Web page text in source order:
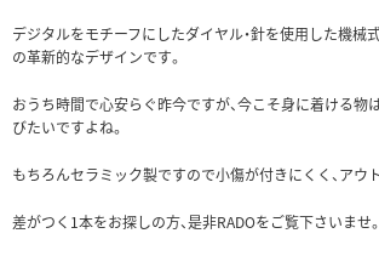
デジタルをモチーフにしたダイヤル・針を使用した機械
の革新的なデザインです。
おうち時間で心安らぐ昨今ですが、今こそ身に着ける物
びたいですよね。
もちろんセラミック製ですので小傷が付きにくく、アウ
差がつく1本をお探しの方、是非RADOをご覧下さいませ。